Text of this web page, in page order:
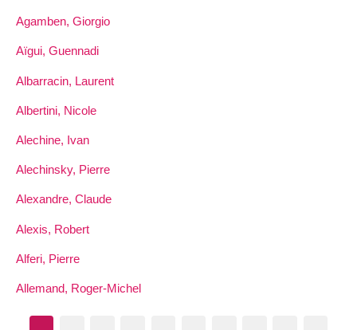
Agamben, Giorgio
Aïgui, Guennadi
Albarracin, Laurent
Albertini, Nicole
Alechine, Ivan
Alechinsky, Pierre
Alexandre, Claude
Alexis, Robert
Alferi, Pierre
Allemand, Roger-Michel